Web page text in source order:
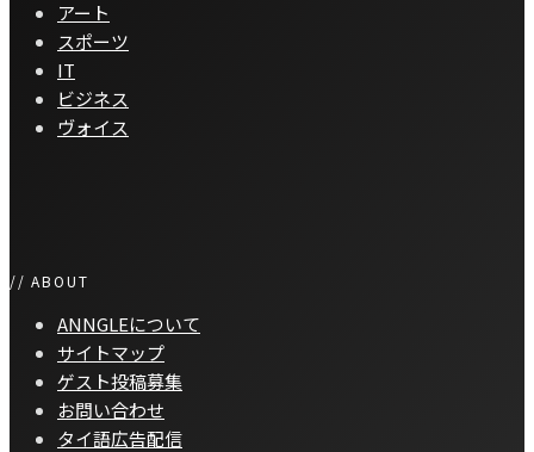
アート
スポーツ
IT
ビジネス
ヴォイス
// ABOUT
ANNGLEについて
サイトマップ
ゲスト投稿募集
お問い合わせ
タイ語広告配信